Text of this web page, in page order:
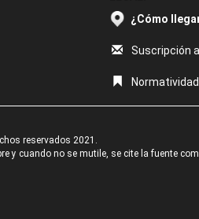
¿Cómo
Suscripción
Normatividad
reservados 2021.
y cuando no se mutile, se cite la fuente